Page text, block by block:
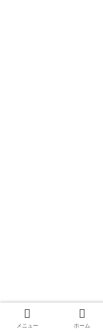
メニュー ホーム